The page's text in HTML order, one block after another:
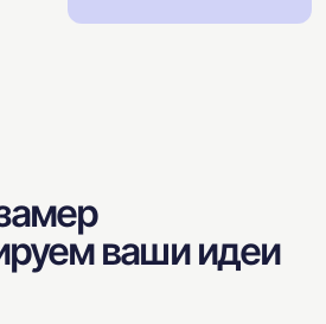
ваши идеи